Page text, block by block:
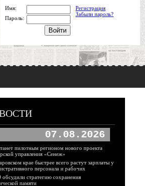
Имя:
Регистрация
Забыли пароль?
Пароль:
07.08.2026
пилотным регионом нового проекта
управления «Сенеж»
крае быстрее всего растут зарплаты у
персонала и рабочих
стратегию сохранения
памяти